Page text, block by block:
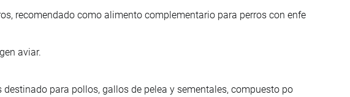
recomendado como alimento complementario para perros con enfe
aviar.
para pollos, gallos de pelea y sementales, compuesto po